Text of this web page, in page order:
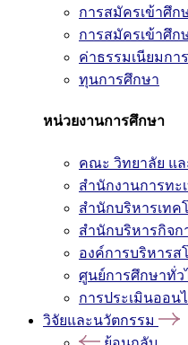
การสมัครเข้าศึ
การสมัครเข้าศึ
ค่าธรรมเนียมกา
ทุนการศึกษา
หน่วยงานการศึกษา
คณะ วิทยาลัย แ
สำนักงานการทะ
สำนักบริหารเทค
สำนักบริหารกิจก
องค์การบริหารส
ศูนย์การศึกษาทั่ว
การประเมินออน
วิจัยและนวัตกรรม